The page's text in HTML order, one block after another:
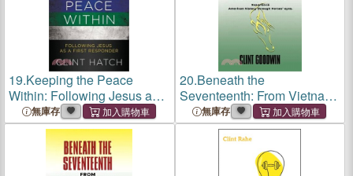
19.Keeping the Peace
Within: Following Jesus as a
First Responder
無庫存
20.Beneath the
Seventeenth: From Vietnam
to Home
無庫存